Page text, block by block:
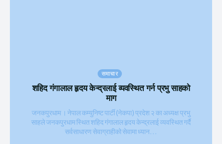
समाचार
शहिद गंगालाल हृदय केन्द्रलाई व्यवस्थित गर्न प्रभु साहको
माग
जनकपुरधाम । नेपाल कम्युनिष्ट पार्टी (नेकपा) प्रदेश २ का अध्यक्ष प्रभु
साहले जनकपुरधाम स्थित शहिद गंगालाल हृदय केन्द्रलाई व्यवस्थित गर्दै
सर्वसाधारण सेवाग्राहीको सेवामा ध्यान...